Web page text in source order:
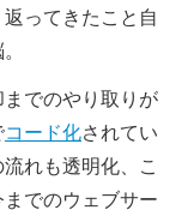
ってきたこと自
でのやり取りが
コード化されてい
れも透明化、こ
でのウェブサー